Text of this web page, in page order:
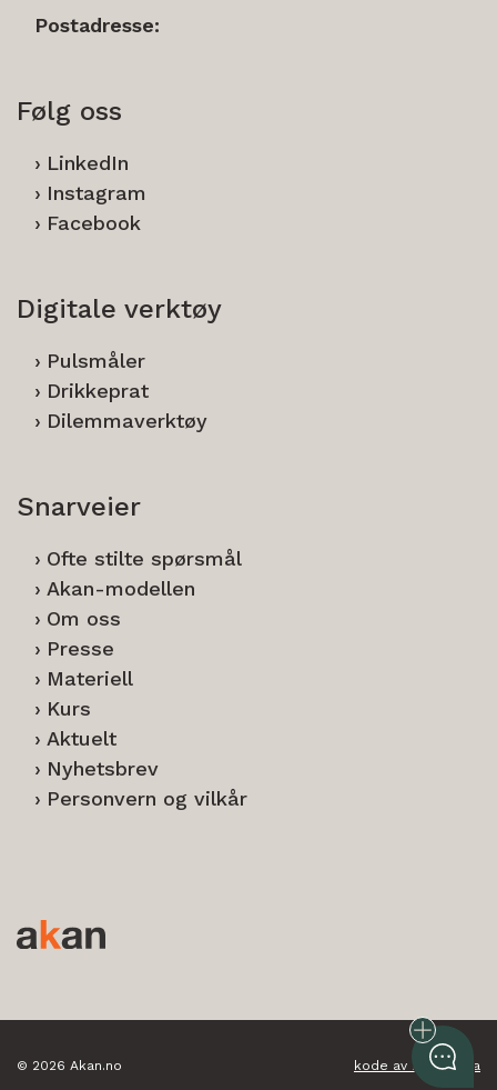
Postadresse:
Følg oss
LinkedIn
Instagram
Facebook
Digitale verktøy
Pulsmåler
Drikkeprat
Dilemmaverktøy
Snarveier
Ofte stilte spørsmål
Akan-modellen
Om oss
Presse
Materiell
Kurs
Aktuelt
Nyhetsbrev
Personvern og vilkår
© 2026 Akan.no kode av nettbrygga